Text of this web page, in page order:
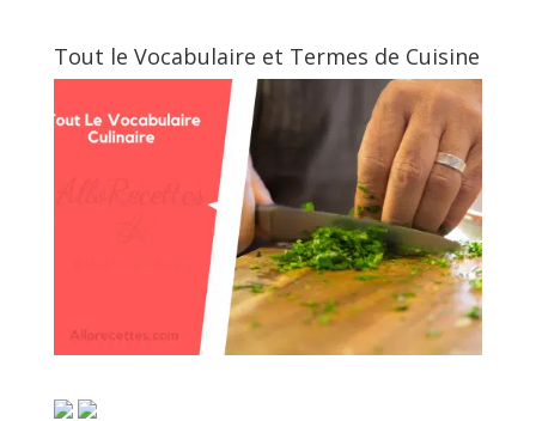
Tout le Vocabulaire et Termes de Cuisine